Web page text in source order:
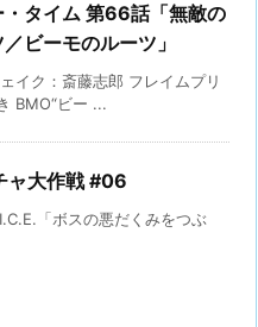
・タイム 第66話「無敵の
ビーモのルーツ」
イク：斎藤志郎 フレイムプリ
BMO“ビー ...
ャ大作戦 #06
「ボスの悪だくみをつぶ